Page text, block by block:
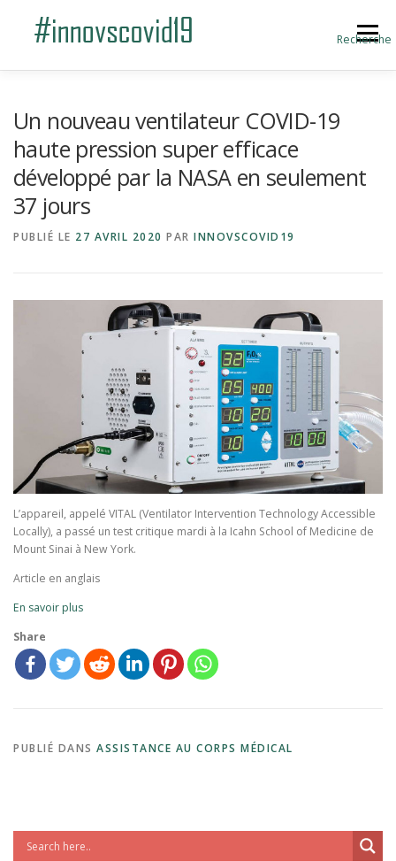
Recherche
Menu
SOUMETTRE UNE INNOVATION
Un nouveau ventilateur COVID-19
haute pression super efficace
développé par la NASA en seulement
37 jours
PUBLIÉ LE 27 AVRIL 2020 PAR INNOVSCOVID19
L’appareil, appelé VITAL (Ventilator Intervention Technology Accessible
Locally), a passé un test critique mardi à la Icahn School of Medicine de
Mount Sinai à New York.
Article en anglais
En savoir plus
Share
PUBLIÉ DANS ASSISTANCE AU CORPS MÉDICAL